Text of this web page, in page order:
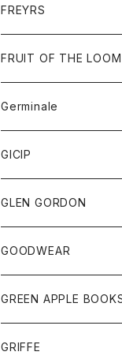
Tシャツ
ボトム
靴
アクセサリー
バッグ
FREYRS
サングラス
FRUIT OF THE LOOM
アウター
パーカー
グッズ
ネクタイ
チーフ
トップス
シャツ
タンクトップ
ボトム
ショートパンツ
スカート
レディース
スカート
Germinale
靴
サンダル
GICIP
トップス
Tシャツ
GLEN GORDON
グッズ
手袋
GOODWEAR
トップス
Tシャツ
GREEN APPLE
GRIFFE